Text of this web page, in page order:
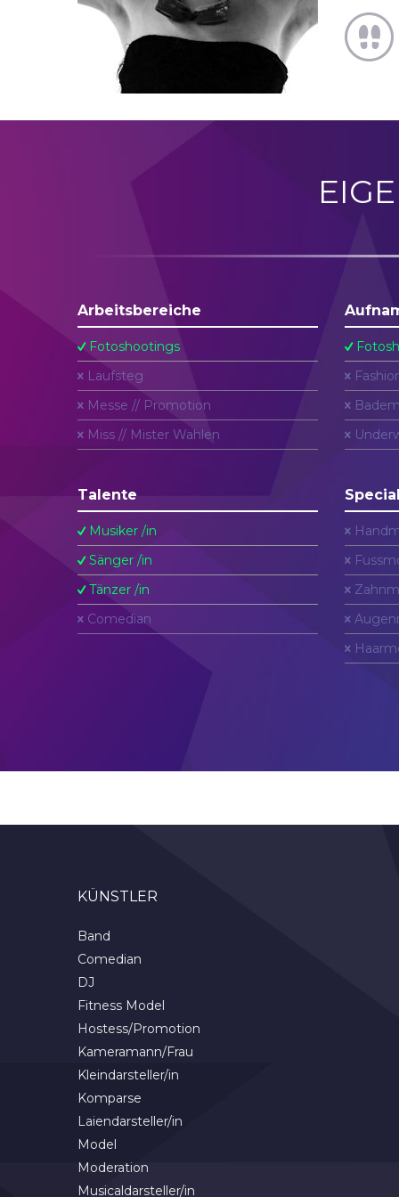
Arbeitsbereiche
Fotoshootings
Laufsteg
Messe // Promotion
Miss // Mister Wahlen
Talente
Musiker /in
Sänger /in
Tänzer /in
Comedian
KÜNSTLER
Band
Comedian
DJ
Fitness Model
Hostess/Promotion
Kameramann/Frau
Kleindarsteller/in
Komparse
Laiendarsteller/in
Model
Moderation
Musicaldarsteller/in